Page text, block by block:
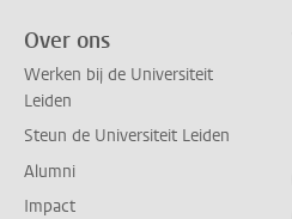
Over ons
Werken bij de Universiteit
Leiden
Steun de Universiteit Leiden
Alumni
Impact